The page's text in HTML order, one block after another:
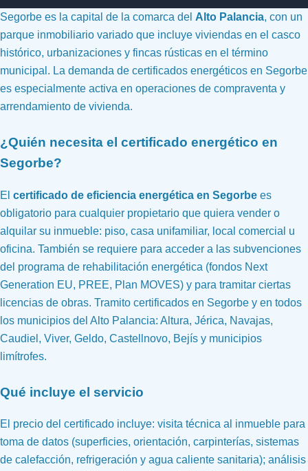
Segorbe es la capital de la comarca del Alto Palancia, con un
parque inmobiliario variado que incluye viviendas en el casco
histórico, urbanizaciones y fincas rústicas en el término
municipal. La demanda de certificados energéticos en Segorbe
es especialmente activa en operaciones de compraventa y
arrendamiento de vivienda.
¿Quién necesita el certificado energético en
Segorbe?
El certificado de eficiencia energética en Segorbe es
obligatorio para cualquier propietario que quiera vender o
alquilar su inmueble: piso, casa unifamiliar, local comercial u
oficina. También se requiere para acceder a las subvenciones
del programa de rehabilitación energética (fondos Next
Generation EU, PREE, Plan MOVES) y para tramitar ciertas
licencias de obras. Tramito certificados en Segorbe y en todos
los municipios del Alto Palancia: Altura, Jérica, Navajas,
Caudiel, Viver, Geldo, Castellnovo, Bejís y municipios
limítrofes.
Qué incluye el servicio
El precio del certificado incluye: visita técnica al inmueble para
toma de datos (superficies, orientación, carpinterías, sistemas
de calefacción, refrigeración y agua caliente sanitaria); análisis